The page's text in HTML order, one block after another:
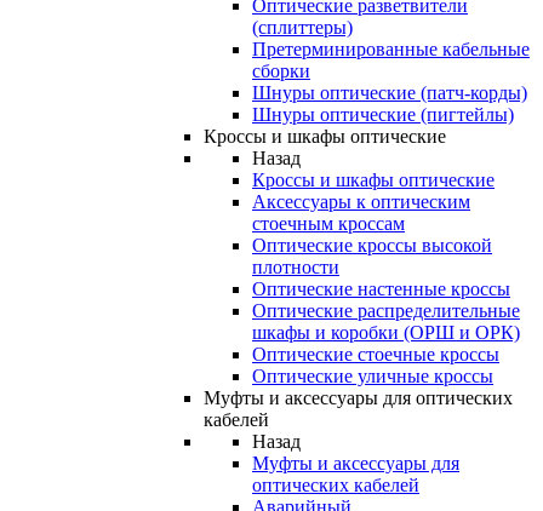
Оптические разветвители
(сплиттеры)
Претерминированные кабельные
сборки
Шнуры оптические (патч-корды)
Шнуры оптические (пигтейлы)
Кроссы и шкафы оптические
Назад
Кроссы и шкафы оптические
Аксессуары к оптическим
стоечным кроссам
Оптические кроссы высокой
плотности
Оптические настенные кроссы
Оптические распределительные
шкафы и коробки (ОРШ и ОРК)
Оптические стоечные кроссы
Оптические уличные кроссы
Муфты и аксессуары для оптических
кабелей
Назад
Муфты и аксессуары для
оптических кабелей
Аварийный